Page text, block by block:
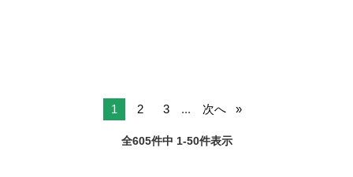
1 2 3 ... 次へ
全605件中 1-50件表示